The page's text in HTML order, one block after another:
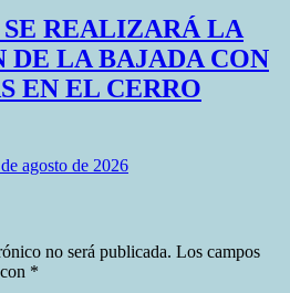
REALIZARÁ LA
DE LA BAJADA CON
EN EL CERRO
agosto de 2026
no será publicada. Los campos
*